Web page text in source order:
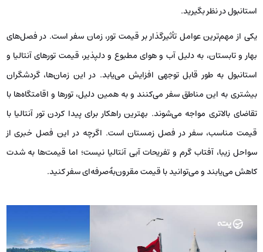
مقایسه استانبول و آنتالیا از نظر قیمت
بلیط و تور
مسافران معمولاً برای سفر به استانبول یا آنتالیا از روش هوایی و رزرو تور
استفاده می‌کنند. این روش بسيار راحت و سریع بوده و امکان دسترسی به هر
دو شهر را فراهم می‌سازد. با این حال، قیمت تور به عوامل متعددی بستگی
دارد که شامل زمان سفر، نوع هتل، پرواز و تعداد شب‌های اقامت می‌شود. به
طور کلی، اگر تصمیم دارید در فصول پربازدید یا هنگام مناسبت‌های خاص به
یکی از این دو شهر سفر کنید، باید هزینه‌های بیشتری را برای رزرو تور آنتالیا یا
استانبول در نظر بگیرید.
یکی از مهم‌ترین عوامل تأثیرگذار بر قیمت تور، زمان سفر است. در فصل‌های
بهار و تابستان، به دلیل آب ‌و هوای مطبوع و دلپذیر، قیمت تورهای آنتالیا و
استانبول به طور قابل توجهی افزایش می‌یابد. در این زمان‌ها، گردشگران